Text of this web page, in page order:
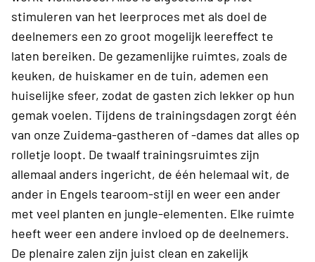
stimuleren van het leerproces met als doel de
deelnemers een zo groot mogelijk leereffect te
laten bereiken. De gezamenlijke ruimtes, zoals de
keuken, de huiskamer en de tuin, ademen een
huiselijke sfeer, zodat de gasten zich lekker op hun
gemak voelen. Tijdens de trainingsdagen zorgt één
van onze Zuidema-gastheren of -dames dat alles op
rolletje loopt. De twaalf trainingsruimtes zijn
allemaal anders ingericht, de één helemaal wit, de
ander in Engels tearoom-stijl en weer een ander
met veel planten en jungle-elementen. Elke ruimte
heeft weer een andere invloed op de deelnemers.
De plenaire zalen zijn juist clean en zakelijk